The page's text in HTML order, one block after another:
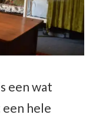
een wat
hele